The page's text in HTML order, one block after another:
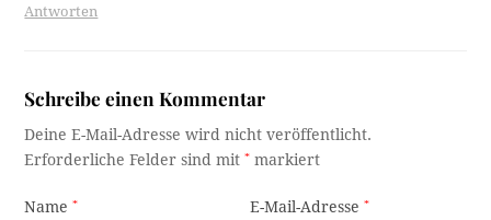
Antworten
Schreibe einen Kommentar
Deine E-Mail-Adresse wird nicht veröffentlicht.
Erforderliche Felder sind mit* markiert
Name* E-Mail-Adresse*